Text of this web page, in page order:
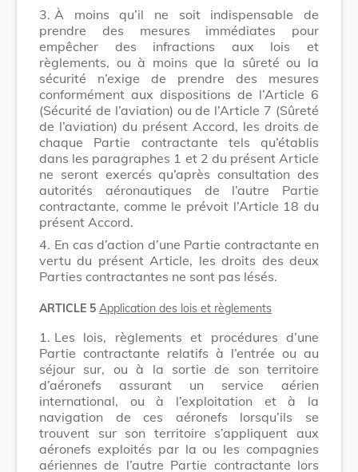
3. À moins qu’il ne soit indispensable de
prendre des mesures immédiates pour
empêcher des infractions aux lois et
règlements, ou à moins que la sûreté ou la
sécurité n’exige de prendre des mesures
conformément aux dispositions de l’Article 6
(Sécurité de l’aviation) ou de l’Article 7 (Sûreté
de l’aviation) du présent Accord, les droits de
chaque Partie contractante tels qu’établis
dans les paragraphes 1 et 2 du présent Article
ne seront exercés qu’après consultation des
autorités aéronautiques de l’autre Partie
contractante, comme le prévoit l’Article 18 du
présent Accord.
4. En cas d’action d’une Partie contractante en
vertu du présent Article, les droits des deux
Parties contractantes ne sont pas lésés.
ARTICLE 5 Application des lois et règlements
1. Les lois, règlements et procédures d’une
Partie contractante relatifs à l’entrée ou au
séjour sur, ou à la sortie de son territoire
d’aéronefs assurant un service aérien
international, ou à l’exploitation et à la
navigation de ces aéronefs lorsqu’ils se
trouvent sur son territoire s’appliquent aux
aéronefs exploités par la ou les compagnies
aériennes de l’autre Partie contractante lors